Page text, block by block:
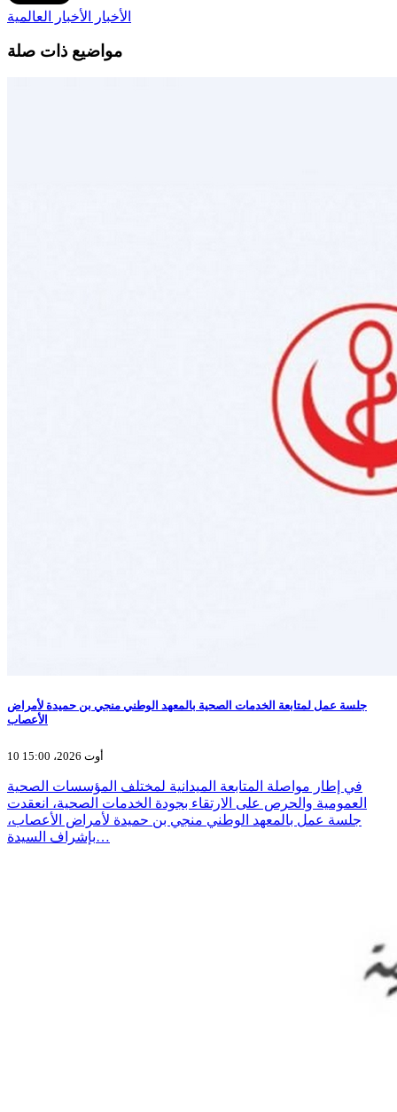
الأخبار الأخبار العالمية
مواضيع ذات صلة
جلسة عمل لمتابعة الخدمات الصحية بالمعهد الوطني منجي بن حميدة لأمراض
الأعصاب
10 أوت 2026، 15:00
في إطار مواصلة المتابعة الميدانية لمختلف المؤسسات الصحية
العمومية والحرص على الارتقاء بجودة الخدمات الصحية، انعقدت
جلسة عمل بالمعهد الوطني منجي بن حميدة لأمراض الأعصاب،
بإشراف السيدة…